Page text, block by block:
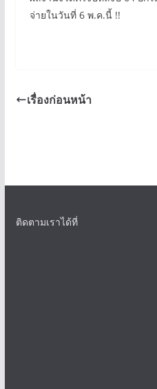
จ่ายในวันที่ 6 พ.ค.นี้ !!
เรื่องก่อนหน้า
ติดตามเราได้ที่